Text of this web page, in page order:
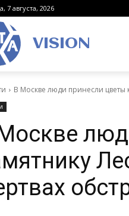
7 августа, 2026
VISION
В Москве люди принесли цветы